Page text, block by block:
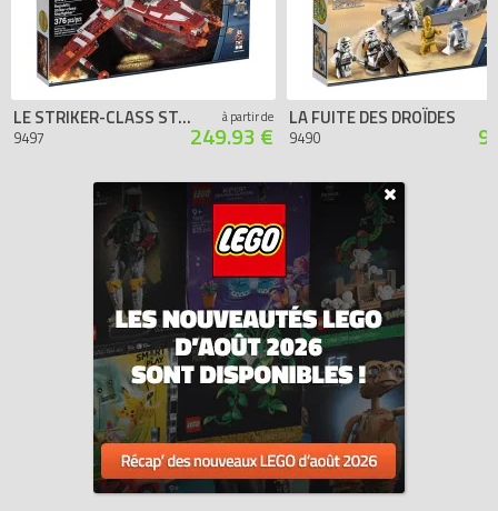
LE STRIKER-CLASS STARFIGHTER
9497
à partir de
249.93 €
LA FUITE DES DROÏDES
9490